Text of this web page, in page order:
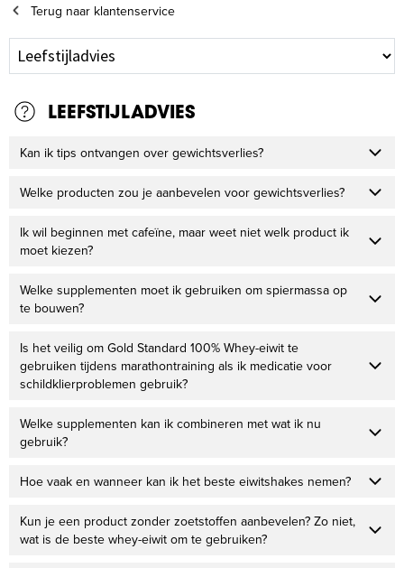
Terug naar klantenservice
LEEFSTIJLADVIES
Kan ik tips ontvangen over gewichtsverlies?
Welke producten zou je aanbevelen voor gewichtsverlies?
Ik wil beginnen met cafeïne, maar weet niet welk product ik
moet kiezen?
Welke supplementen moet ik gebruiken om spiermassa op
te bouwen?
Is het veilig om Gold Standard 100% Whey-eiwit te
gebruiken tijdens marathontraining als ik medicatie voor
schildklierproblemen gebruik?
Welke supplementen kan ik combineren met wat ik nu
gebruik?
Hoe vaak en wanneer kan ik het beste eiwitshakes nemen?
Kun je een product zonder zoetstoffen aanbevelen? Zo niet,
wat is de beste whey-eiwit om te gebruiken?